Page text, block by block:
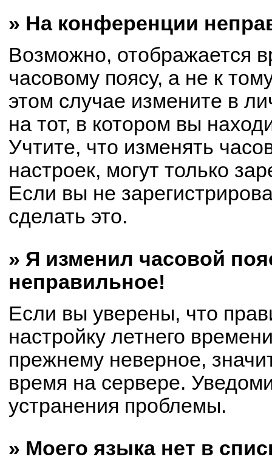
» На конференции
Возможно, отображается
часовому поясу, а не к
этом случае измените в
на тот, в котором вы
Учтите, что изменять
настроек, могут только
Если вы не
сделать это.
» Я изменил часовой
неправильное!
Если вы уверены, что
настройку летнего
прежнему неверное,
время на сервере.
устранения проблемы.
» Моего языка нет в